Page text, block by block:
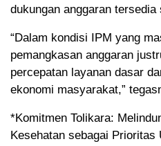
dukungan anggaran tersedia
“Dalam kondisi IPM yang
pemangkasan anggaran
percepatan layanan dasar
ekonomi masyarakat,”
*Komitmen Tolikara:
Kesehatan sebagai Prioritas